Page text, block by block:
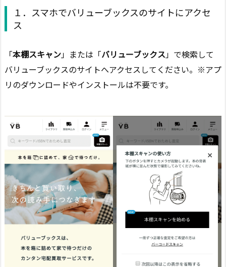
１．スマホでバリューブックスのサイトにアクセ
ス
「本棚スキャン」または「バリューブックス」で検索して
バリューブックスのサイトへアクセスしてください。※アプ
リのダウンロードやインストールは不要です。